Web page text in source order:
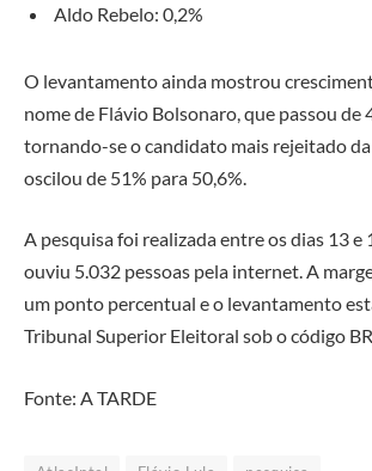
Aldo Rebelo: 0,2%
O levantamento ainda mostrou
nome de Flávio Bolsonaro, que passou de
tornando-se o candidato mais rejeitado da
oscilou de 51% para 50,6%.
A pesquisa foi realizada entre os dias 13 e
ouviu 5.032 pessoas pela internet. A
um ponto percentual e o levantamento
Tribunal Superior Eleitoral sob o código
Fonte: A TARDE